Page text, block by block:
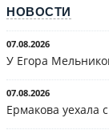
НОВОСТИ
07.08.2026
У Егора
07.08.2026
Ермакова уехала